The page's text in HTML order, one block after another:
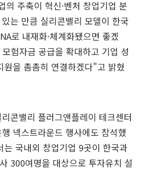
의 주축이 혁신·벤처 창업기업 분
는 만큼 실리콘밸리 모델이 한국
로 내재화·체계화됐으면 좋겠
험자금 공급을 확대하고 기업 성
원을 촘촘히 연결하겠다"고 밝혔
콘밸리 플러그앤플레이 테크센터
넥스트라운드 행사에도 참석했
는 국내외 창업기업 9곳이 한국과
300여명을 대상으로 투자유치 설